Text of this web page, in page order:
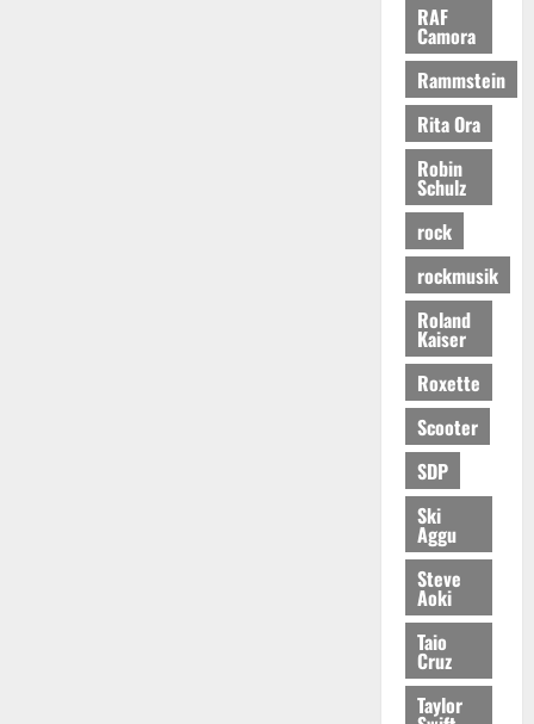
RAF
Camora
Rammstein
Rita Ora
Robin
Schulz
rock
rockmusik
Roland
Kaiser
Roxette
Scooter
SDP
Ski
Aggu
Steve
Aoki
Taio
Cruz
Taylor